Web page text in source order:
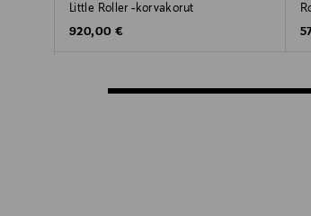
Little Roller -korvakorut
Original Price
920,00 €